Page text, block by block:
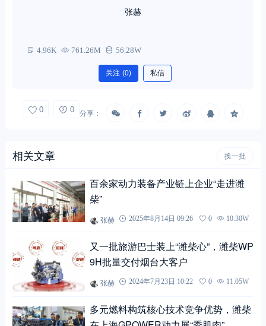
张赫
4.96K 761.26M 56.28W
关注 (0) 私信
0 0 分享：
相关文章 换一批
百余家动力装备产业链上企业“走进潍
柴”
张赫 2025年8月14日 09:26 0 10.30W
又一批旅游巴士装上“潍柴心”，潍柴WP
9H批量交付烟台大客户
张赫 2024年7月23日 10:22 0 11.05W
多元燃料构筑核心技术竞争优势，潍柴